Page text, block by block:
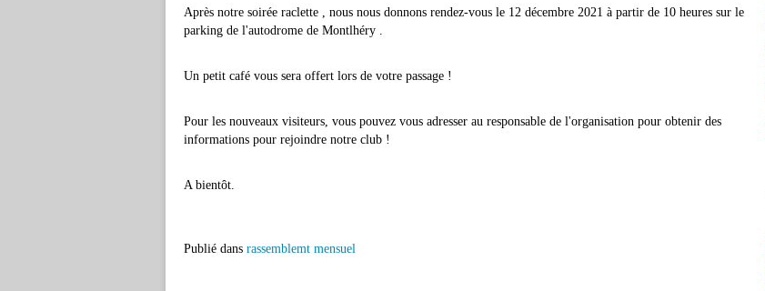
Après notre soirée raclette , nous nous donnons rendez-vous le 12 décembre 2021 à partir de 10 heures sur le
parking de l'autodrome de Montlhéry .
Un petit café vous sera offert lors de votre passage !
Pour les nouveaux visiteurs, vous pouvez vous adresser au responsable de l'organisation pour obtenir des
informations pour rejoindre notre club !
A bientôt.
Publié dans rassemblemt mensuel